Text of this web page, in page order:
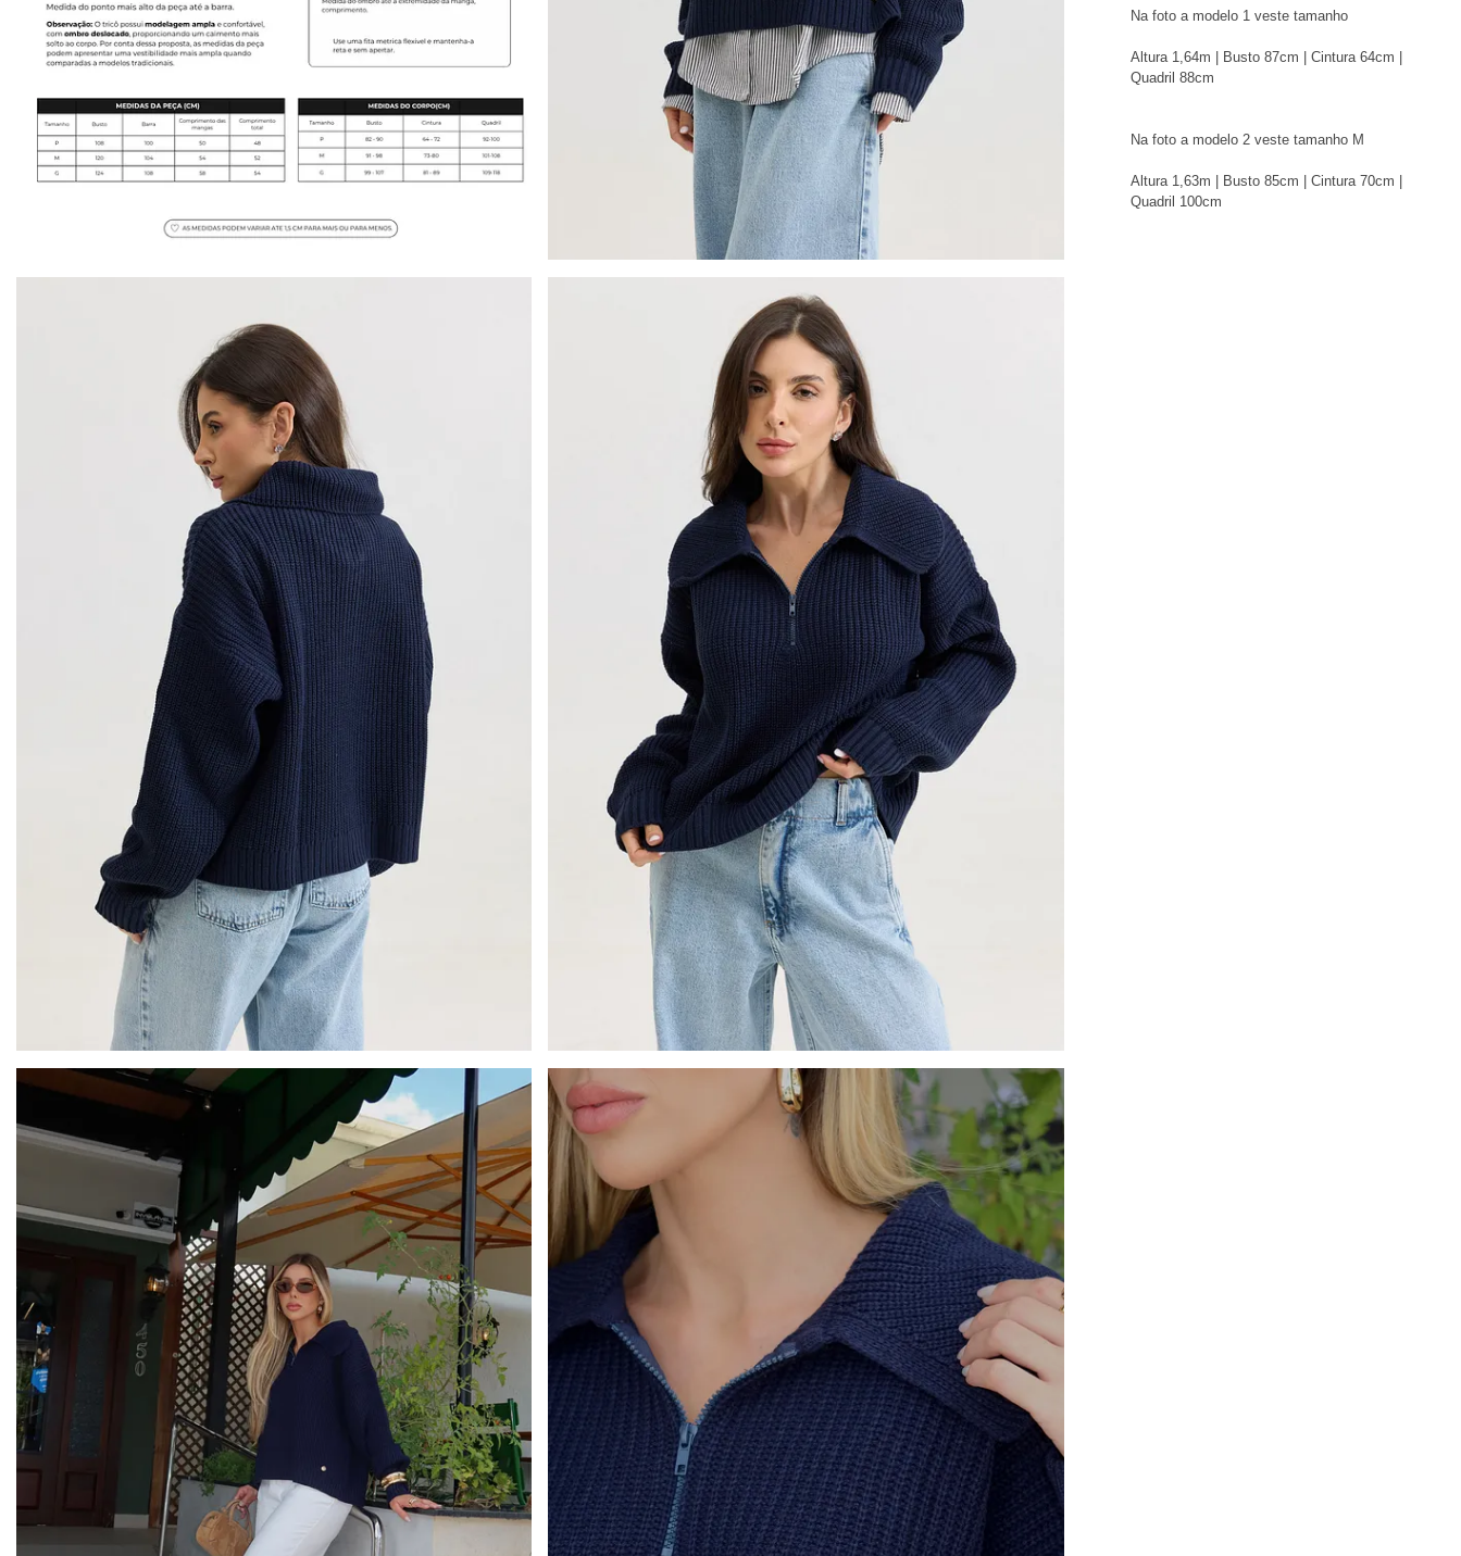
Na foto a modelo 1 veste tamanho
Altura 1,64m | Busto 87cm | Cintura 64cm |
Quadril 88cm
Na foto a modelo 2 veste tamanho M
Altura 1,63m | Busto 85cm | Cintura 70cm |
Quadril 100cm